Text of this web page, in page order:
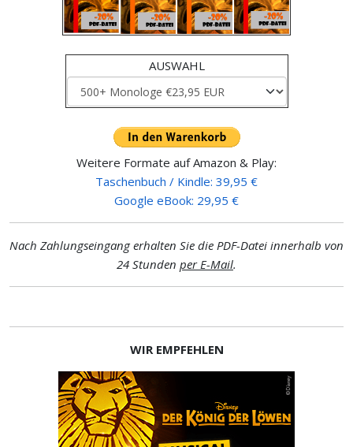
AUSWAHL
Weitere Formate auf Amazon & Play:
Taschenbuch / Kindle: 39,95 €
Google eBook: 29,95 €
Nach Zahlungseingang erhalten Sie die PDF-Datei innerhalb von
24 Stunden per E-Mail.
WIR EMPFEHLEN